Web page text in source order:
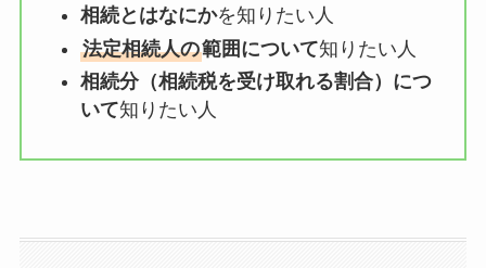
相続とはなにかを知りたい人
法定相続人の範囲について知りたい人
相続分（相続税を受け取れる割合）につ
いて知りたい人